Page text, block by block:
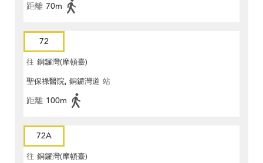
距離 70m
72
往 銅鑼灣(摩頓臺)
聖保祿醫院, 銅鑼灣道 站
距離 100m
72A
往 銅鑼灣(摩頓臺)